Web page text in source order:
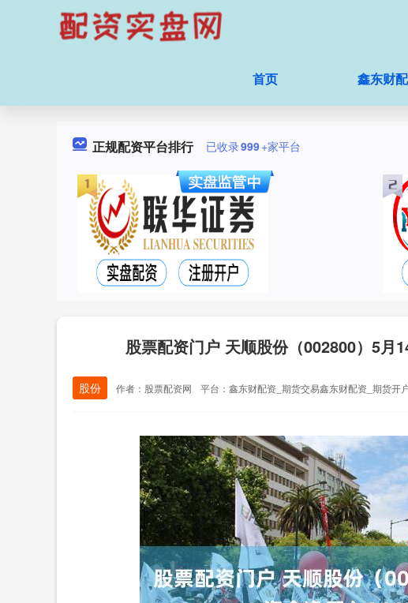
首页 鑫东财
正规配资平台排行 已收录999+家平台
股票配资门户 天顺股份（002800）5月
股份 作者：股票配资网 平台：鑫东财配资_期货交易鑫东财配资_期货开